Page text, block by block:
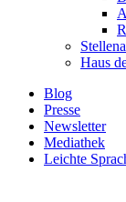
Haus
Blog
Presse
Newsletter
Mediathek
Leichte